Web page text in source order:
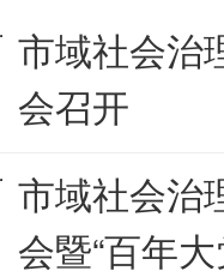
市域社会治
会召开
市域社会治
会暨“百年